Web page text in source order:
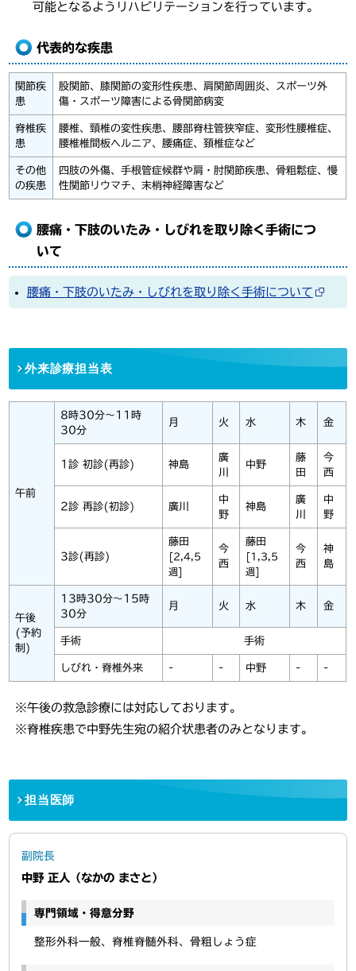
可能となるようリハビリテーションを行っています。
代表的な疾患
関節疾
患
股関節、膝関節の変形性疾患、肩関節周囲炎、スポーツ外
傷・スポーツ障害による骨関節病変
脊椎疾
患
腰椎、頸椎の変性疾患、腰部脊柱管狭窄症、変形性腰椎症、
腰椎椎間板ヘルニア、腰痛症、頚椎症など
その他
の疾患
四肢の外傷、手根管症候群や肩・肘関節疾患、骨粗鬆症、慢
性関節リウマチ、末梢神経障害など
腰痛・下肢のいたみ・しびれを取り除く手術につ
いて
腰痛・下肢のいたみ・しびれを取り除く手術について
外来診療担当表
午前
8時30分～11時
30分
月 火 水 木 金
1診 初診(再診) 神島
廣
川
中野
藤
田
今
西
2診 再診(初診) 廣川
中
野
神島
廣
川
中
野
3診(再診)
藤田
[2,4,5
週]
今
西
藤田
[1,3,5
週]
今
西
神
島
午後
(予約
制)
13時30分～15時
30分
月 火 水 木 金
手術 手術
しびれ・脊椎外来 - - 中野 - -
※午後の救急診療には対応しております。
※脊椎疾患で中野先生宛の紹介状患者のみとなります。
担当医師
副院長
中野 正人（なかの まさと）
専門領域・得意分野
整形外科一般、脊椎脊髄外科、骨粗しょう症